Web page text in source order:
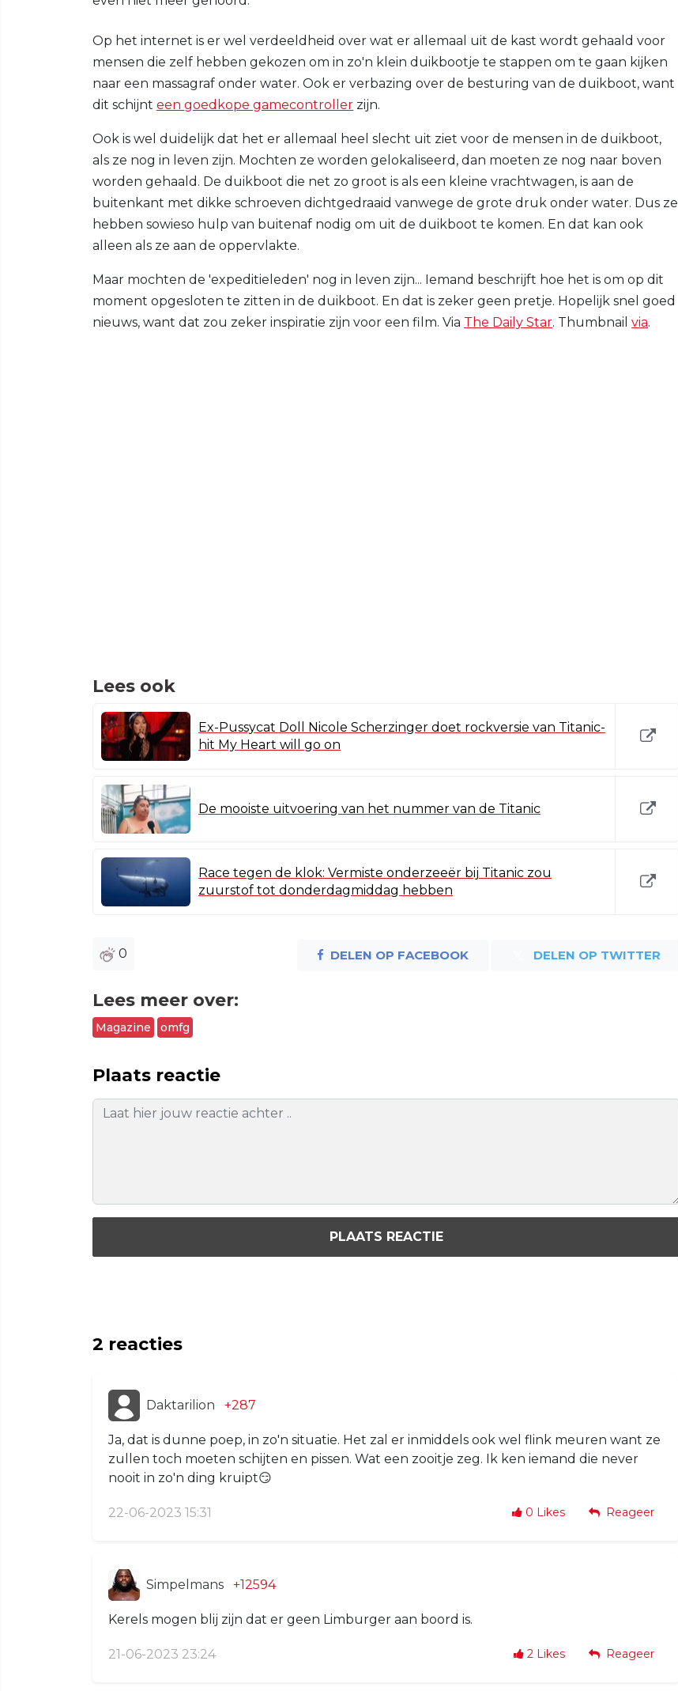
Op het internet is er wel verdeeldheid over wat er allemaal uit de kast wordt gehaald voor
mensen die zelf hebben gekozen om in zo'n klein duikbootje te stappen om te gaan kijken
naar een massagraf onder water. Ook er verbazing over de besturing van de duikboot, want
dit schijnt een goedkope gamecontroller zijn.
Ook is wel duidelijk dat het er allemaal heel slecht uit ziet voor de mensen in de duikboot,
als ze nog in leven zijn. Mochten ze worden gelokaliseerd, dan moeten ze nog naar boven
worden gehaald. De duikboot die net zo groot is als een kleine vrachtwagen, is aan de
buitenkant met dikke schroeven dichtgedraaid vanwege de grote druk onder water. Dus ze
hebben sowieso hulp van buitenaf nodig om uit de duikboot te komen. En dat kan ook
alleen als ze aan de oppervlakte.
Maar mochten de 'expeditieleden' nog in leven zijn... Iemand beschrijft hoe het is om op dit
moment opgesloten te zitten in de duikboot. En dat is zeker geen pretje. Hopelijk snel goed
nieuws, want dat zou zeker inspiratie zijn voor een film. Via The Daily Star. Thumbnail via.
Lees ook
Ex-Pussycat Doll Nicole Scherzinger doet rockversie van Titanic-
hit My Heart will go on
De mooiste uitvoering van het nummer van de Titanic
Race tegen de klok: Vermiste onderzeeër bij Titanic zou
zuurstof tot donderdagmiddag hebben
0 DELEN OP FACEBOOK DELEN OP TWITTER
Lees meer over:
Magazine omfg
Plaats reactie
PLAATS REACTIE
2 reacties
Daktarilion +287
Ja, dat is dunne poep, in zo'n situatie. Het zal er inmiddels ook wel flink meuren want ze
zullen toch moeten schijten en pissen. Wat een zooitje zeg. Ik ken iemand die never
nooit in zo'n ding kruipt😏
22-06-2023 15:31 0 Likes Reageer
Simpelmans +12594
Kerels mogen blij zijn dat er geen Limburger aan boord is.
21-06-2023 23:24 2 Likes Reageer